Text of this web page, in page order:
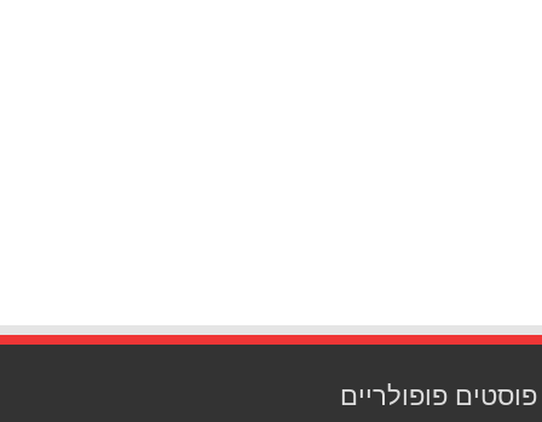
פוסטים פופולריים